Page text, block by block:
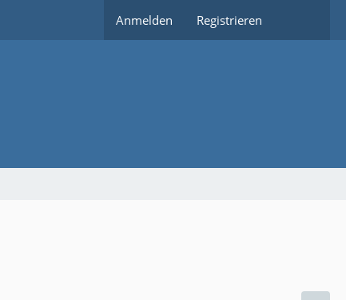
Anmelden Registrieren